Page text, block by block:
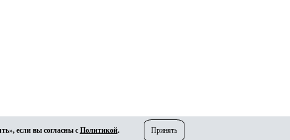
если вы согласны с Политикой. Принять